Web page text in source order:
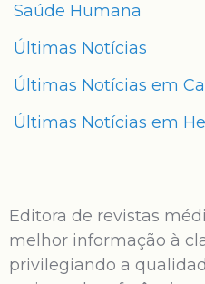
Saúde Humana
Últimas Notícias
Últimas Notícias em
Últimas Notícias em
Editora de revistas
melhor informação à
privilegiando a